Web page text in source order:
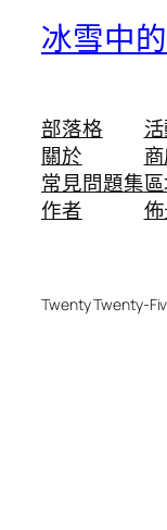
冰雪中
部落格
關於
常見問題集
作者
Twenty Twenty-